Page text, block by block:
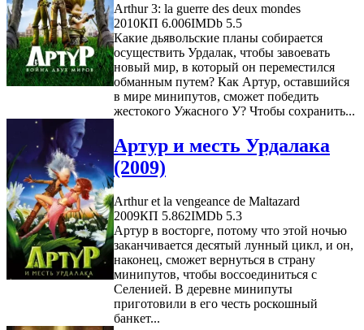
Arthur 3: la guerre des deux mondes
2010КП 6.006IMDb 5.5
Какие дьявольские планы собирается
осуществить Урдалак, чтобы завоевать
новый мир, в который он переместился
обманным путем? Как Артур, оставшийся
в мире минипутов, сможет победить
жестокого Ужасного У? Чтобы сохранить...
Артур и месть Урдалака
(2009)
Arthur et la vengeance de Maltazard
2009КП 5.862IMDb 5.3
Артур в восторге, потому что этой ночью
заканчивается десятый лунный цикл, и он,
наконец, сможет вернуться в страну
минипутов, чтобы воссоединиться с
Селенией. В деревне минипуты
приготовили в его честь роскошный
банкет...